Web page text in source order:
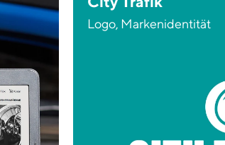
Logo, Markenidentität